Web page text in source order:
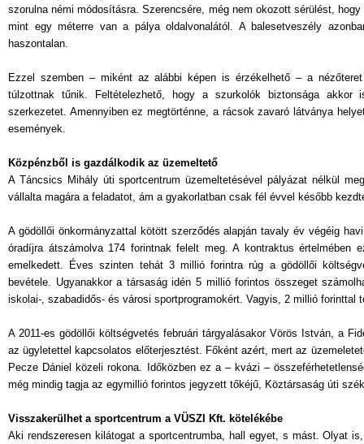
szorulna némi módosításra. Szerencsére, még nem okozott sérülést,
mint egy méterre van a pálya oldalvonalától. A balesetveszély
haszontalan.
Ezzel szemben – miként az alábbi képen is érzékelhető – a
túlzottnak tűnik. Feltételezhető, hogy a szurkolók biztonsága
szerkezetet. Amennyiben ez megtörténne, a rácsok zavaró látványa
események.
Közpénzből is gazdálkodik az üzemeltető
A Táncsics Mihály úti sportcentrum üzemeltetésével pályázat nélkül
vállalta magára a feladatot, ám a gyakorlatban csak fél évvel később
A gödöllői önkormányzattal kötött szerződés alapján tavaly év végéig
óradíjra átszámolva 174 forintnak felelt meg. A kontraktus értelmében
emelkedett. Éves szinten tehát 3 millió forintra rúg a gödöllői
bevétele. Ugyanakkor a társaság idén 5 millió forintos összeget
iskolai-, szabadidős- és városi sportprogramokért. Vagyis, 2 millió
A 2011-es gödöllői költségvetés februári tárgyalásakor Vörös István, a
az ügyletettel kapcsolatos előterjesztést. Főként azért, mert az
Pecze Dániel közeli rokona. Időközben ez a – kvázi –
még mindig tagja az egymillió forintos jegyzett tőkéjű, Köztársaság úti
Visszakerülhet a sportcentrum a VÜSZI Kft. kötelékébe
Aki rendszeresen kilátogat a sportcentrumba, hall egyet, s mást. Olyat